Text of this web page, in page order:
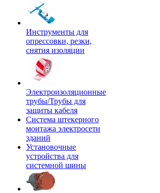
Инструменты для
опрессовки, резки,
снятия изоляции
Электроизоляционные
трубы/Трубы для
защиты кабеля
Система штекерного
монтажа электросети
зданий
Установочные
устройства для
системной шины